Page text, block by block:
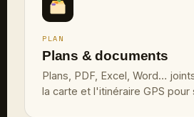
PLAN
Plans & documents
Plans, PDF, Excel, Word…
la carte et l'itinéraire GPS pour